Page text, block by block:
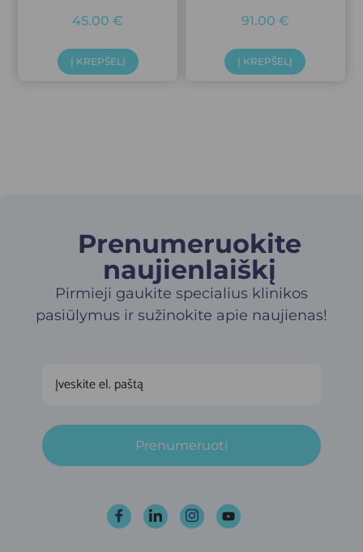
45.00€
Į KREPŠELĮ
91.00 €
Į KREPŠELĮ
Prenumeruokite
naujienlaiškį​
Pirmieji gaukite specialius klinikos
pasiūlymus ir sužinokite apie naujienas!
Prenumeruoti